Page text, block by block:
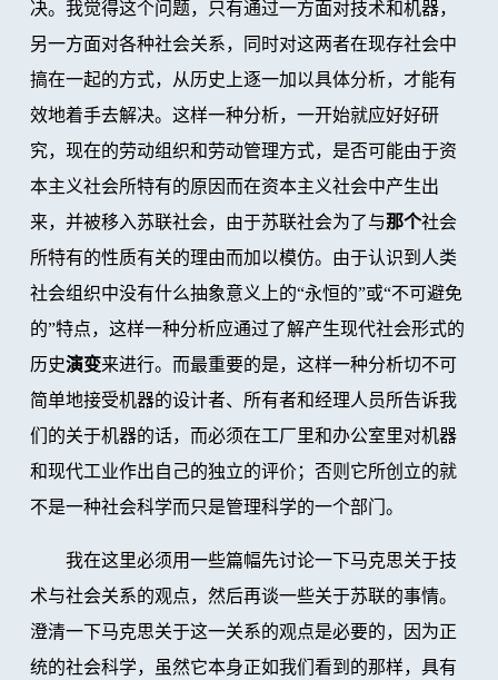
决。我觉得这个问题，只有通过一方面对技术和机器，
另一方面对各种社会关系，同时对这两者在现存社会中
搞在一起的方式，从历史上逐一加以具体分析，才能有
效地着手去解决。这样一种分析，一开始就应好好研
究，现在的劳动组织和劳动管理方式，是否可能由于资
本主义社会所特有的原因而在资本主义社会中产生出
来，并被移入苏联社会，由于苏联社会为了与那个社会
所特有的性质有关的理由而加以模仿。由于认识到人类
社会组织中没有什么抽象意义上的“永恒的”或“不可避免
的”特点，这样一种分析应通过了解产生现代社会形式的
历史演变来进行。而最重要的是，这样一种分析切不可
简单地接受机器的设计者、所有者和经理人员所告诉我
们的关于机器的话，而必须在工厂里和办公室里对机器
和现代工业作出自己的独立的评价；否则它所创立的就
不是一种社会科学而只是管理科学的一个部门。
我在这里必须用一些篇幅先讨论一下马克思关于技
术与社会关系的观点，然后再谈一些关于苏联的事情。
澄清一下马克思关于这一关系的观点是必要的，因为正
统的社会科学，虽然它本身正如我们看到的那样，具有